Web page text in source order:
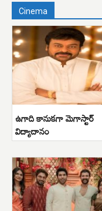
Cinema
ఉగాది కానుకగా మెగాస్టార్
విద్యాదానం